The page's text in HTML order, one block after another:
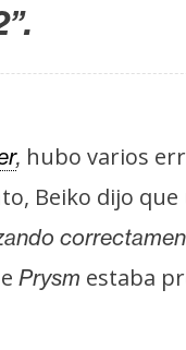
, hubo varios
Beiko dijo
Prysm estaba